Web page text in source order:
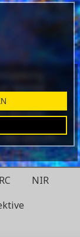
for
and actin
Leterrier,
Marseille,
NIR